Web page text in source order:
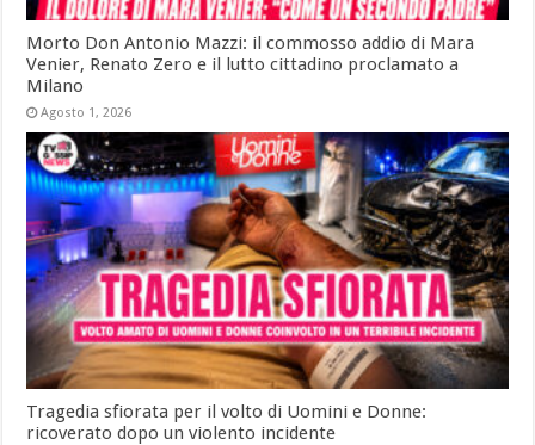
Morto Don Antonio Mazzi: il commosso addio di Mara
Venier, Renato Zero e il lutto cittadino proclamato a
Milano
Agosto 1, 2026
Tragedia sfiorata per il volto di Uomini e Donne:
ricoverato dopo un violento incidente